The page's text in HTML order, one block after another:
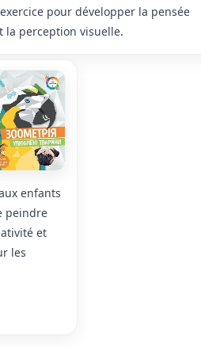
pour développer la pensée
la perception visuelle.
enfants
peindre
et
les